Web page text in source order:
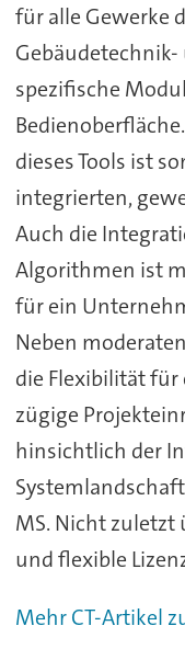
für alle Gewerke
spezifische
dieses Tools ist
integrierten,
Auch die
Algorithmen ist
für ein
Neben
die Flexibilität
zügige
hinsichtlich der
MS. Nicht zuletzt
und flexible
Mehr CT-Artikel